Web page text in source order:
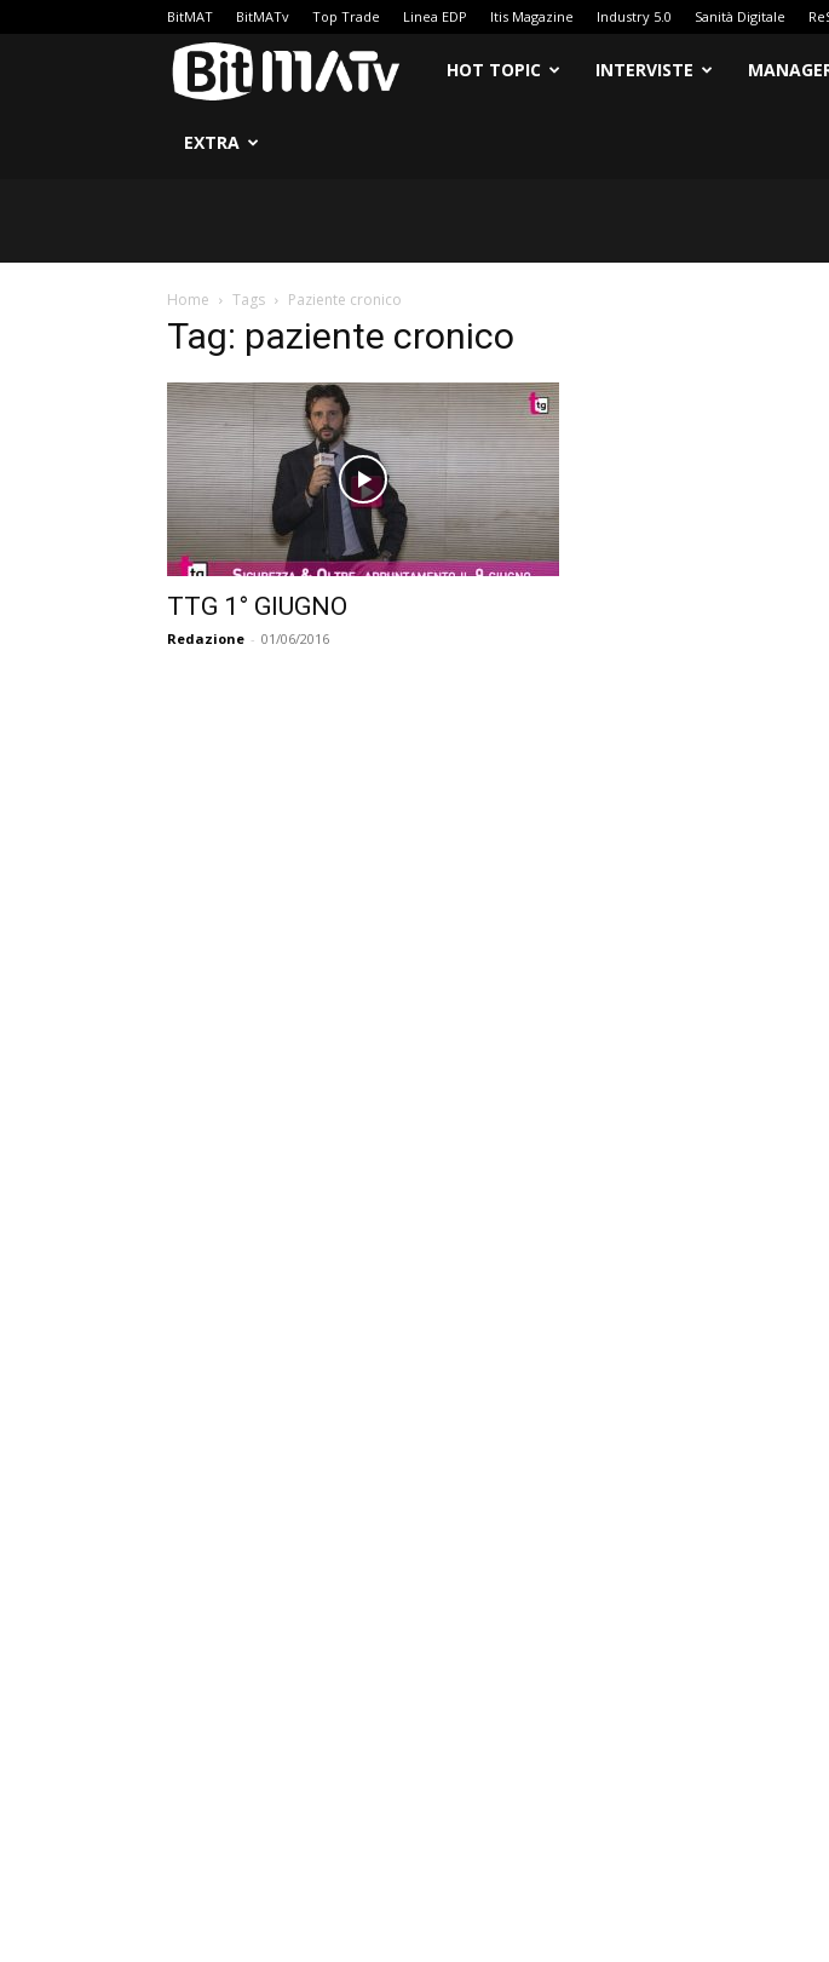
BitMAT BitMATv Top Trade Linea EDP Itis Magazine Industry 5.0 Sanità Digitale
BitMATv
HOT TOPIC INTERVISTE
EXTRA
Home Tags Paziente cronico
Tag: paziente cronico
TTG 1° GIUGNO
Redazione - 01/06/2016